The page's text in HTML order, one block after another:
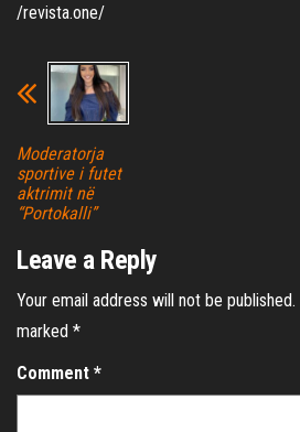
/revista.one/
Moderatorja
sportive i futet
aktrimit në
“Portokalli”
Leave a Reply
Your email address will not be published.
marked *
Comment *